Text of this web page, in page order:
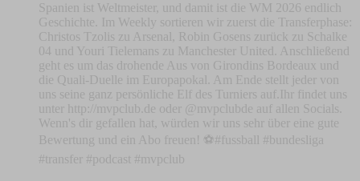
Spanien ist Weltmeister, und damit ist die WM 2026 endlich
Geschichte. Im Weekly sortieren wir zuerst die Transferphase:
Christos Tzolis zu Arsenal, Robin Gosens zurück zu Schalke
04 und Youri Tielemans zu Manchester United. Anschließend
geht es um das drohende Aus von Girondins Bordeaux und
die Quali-Duelle im Europapokal. Am Ende stellt jeder von
uns seine ganz persönliche Elf des Turniers auf.Ihr findet uns
unter http://mvpclub.de oder @mvpclubde auf allen Socials.
Wenn's dir gefallen hat, würden wir uns sehr über eine gute
Bewertung und ein Abo freuen! ⚽️#fussball #bundesliga
#transfer #podcast #mvpclub